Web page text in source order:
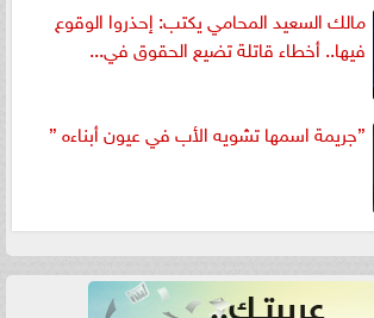
مالك السعيد المحامي يكتب: إحذروا الوقوع
فيها.. أخطاء قاتلة تضيع الحقوق في...
”جريمة اسمها تشويه الأب في عيون أبناءه ”